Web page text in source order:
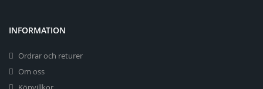
INFORMATION
Ordrar och returer
Om oss